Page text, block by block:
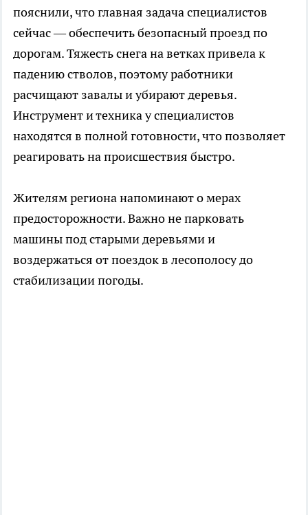
пояснили, что главная задача специалистов
сейчас — обеспечить безопасный проезд по
дорогам. Тяжесть снега на ветках привела к
падению стволов, поэтому работники
расчищают завалы и убирают деревья.
Инструмент и техника у специалистов
находятся в полной готовности, что позволяет
реагировать на происшествия быстро.
Жителям региона напоминают о мерах
предосторожности. Важно не парковать
машины под старыми деревьями и
воздержаться от поездок в лесополосу до
стабилизации погоды.